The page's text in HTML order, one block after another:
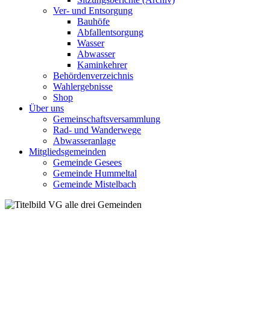
Ver- und Entsorgung
Bauhöfe
Abfallentsorgung
Wasser
Abwasser
Kaminkehrer
Behördenverzeichnis
Wahlergebnisse
Shop
Über uns
Gemeinschaftsversammlung
Rad- und Wanderwege
Abwasseranlage
Mitgliedsgemeinden
Gemeinde Gesees
Gemeinde Hummeltal
Gemeinde Mistelbach